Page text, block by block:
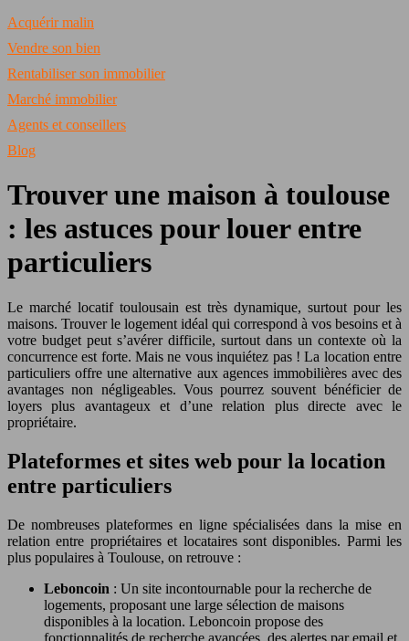
Acquérir malin
Vendre son bien
Rentabiliser son immobilier
Marché immobilier
Agents et conseillers
Blog
Trouver une maison à toulouse
: les astuces pour louer entre
particuliers
Le marché locatif toulousain est très dynamique, surtout pour les
maisons. Trouver le logement idéal qui correspond à vos besoins et à
votre budget peut s’avérer difficile, surtout dans un contexte où la
concurrence est forte. Mais ne vous inquiétez pas ! La location entre
particuliers offre une alternative aux agences immobilières avec des
avantages non négligeables. Vous pourrez souvent bénéficier de
loyers plus avantageux et d’une relation plus directe avec le
propriétaire.
Plateformes et sites web pour la location
entre particuliers
De nombreuses plateformes en ligne spécialisées dans la mise en
relation entre propriétaires et locataires sont disponibles. Parmi les
plus populaires à Toulouse, on retrouve :
Leboncoin : Un site incontournable pour la recherche de
logements, proposant une large sélection de maisons
disponibles à la location. Leboncoin propose des
fonctionnalités de recherche avancées, des alertes par email et